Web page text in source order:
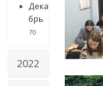
Дека
брь
70
2022